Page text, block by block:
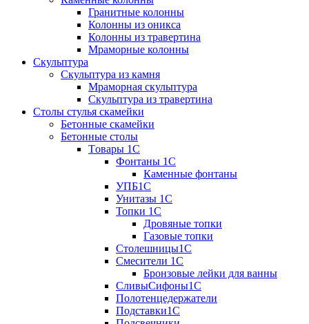
Гранитные колонны
Колонны из оникса
Колонны из травертина
Мраморные колонны
Скульптура
Скульптура из камня
Мраморная скульптура
Скульптура из травертина
Столы стулья скамейки
Бетонные скамейки
Бетонные столы
Tовары 1C
Фонтаны 1C
Каменные фонтаны
УПБ1С
Унитазы 1С
Топки 1С
Дровяные топки
Газовые топки
Столешницы1С
Смесители 1С
Бронзовые лейки для ванны
СливыСифоны1С
Полотенцедержатели
Подставки1С